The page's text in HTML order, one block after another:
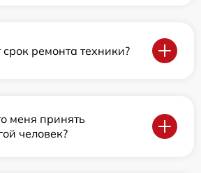
срок ремонта техники?
меня принять
человек?